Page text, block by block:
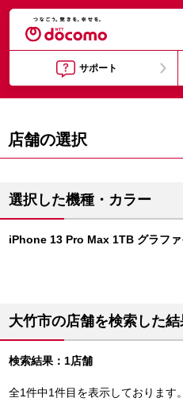
サポート
店舗の選択
選択した機種・カラー
iPhone 13 Pro Max 1TB グラファ
大竹市の店舗を検索した
検索結果：1店舗
全1件中1件目を表示しております